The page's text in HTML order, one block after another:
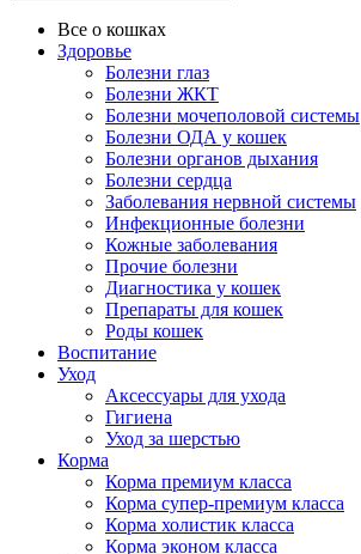
Все о кошках
Здоровье
Болезни глаз
Болезни ЖКТ
Болезни мочеполовой системы
Болезни ОДА у кошек
Болезни органов дыхания
Болезни сердца
Заболевания нервной системы
Инфекционные болезни
Кожные заболевания
Прочие болезни
Диагностика у кошек
Препараты для кошек
Роды кошек
Воспитание
Уход
Аксессуары для ухода
Гигиена
Уход за шерстью
Корма
Корма премиум класса
Корма супер-премиум класса
Корма холистик класса
Корма эконом класса